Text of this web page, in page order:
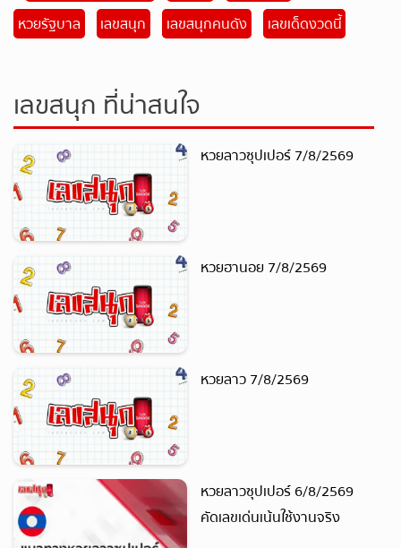
หวยรัฐบาล
เลขสนุก เลขสนุกคนดัง เลขเด็ดงวดนี้
เลขสนุก ที่น่าสนใจ
หวยลาวซุปเปอร์ 7/8/2569
หวยฮานอย 7/8/2569
หวยลาว 7/8/2569
หวยลาวซุปเปอร์ 6/8/2569
คัดเลขเด่นเน้นใช้งานจริง